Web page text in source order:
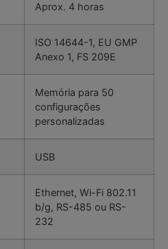
Aprox. 4 horas
ISO 14644-1, EU GMP
Anexo 1, FS 209E
Memória para 50
configurações
personalizadas
USB
Ethernet, Wi-Fi 802.11
b/g, RS-485 ou RS-
232